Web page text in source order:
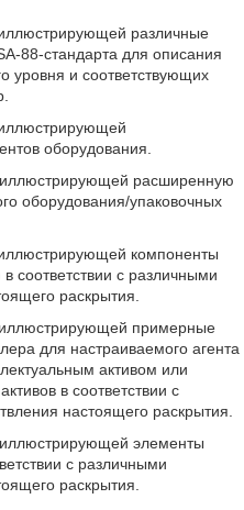
различные
88-стандарта для описания
уровня и соответствующих
оборудования.
расширенную
оборудования/упаковочных
компоненты
соответствии с различными
раскрытия.
примерные
для настраиваемого агента
активом или
в соответствии с
настоящего раскрытия.
элементы
с различными
раскрытия.